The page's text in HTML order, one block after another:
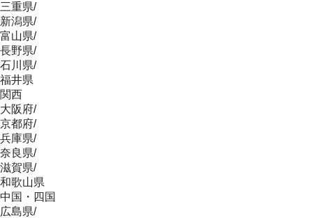
三重県/
新潟県/
富山県/
長野県/
石川県/
福井県
関西
大阪府/
京都府/
兵庫県/
奈良県/
滋賀県/
和歌山県
中国・四国
広島県/